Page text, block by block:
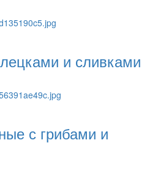
и сливками
с грибами и